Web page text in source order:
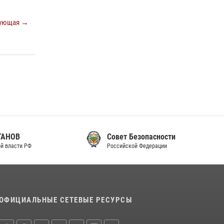
→
Совет Безопасности
Российской Федерации
СЕТЕВЫЕ РЕСУРСЫ